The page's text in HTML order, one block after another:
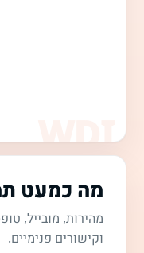
מה כמעט
מהירות, מובייל,
וקישורים פנימיים.